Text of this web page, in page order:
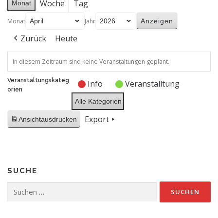
Monat Woche Tag
Monat Jahr
Zurück Heute
In diesem Zeitraum sind keine Veranstaltungen geplant.
Veranstaltungskateg
orien
Info Veranstalltung
Alle Kategorien
Ansichtausdrucken Export
SUCHE
nach: